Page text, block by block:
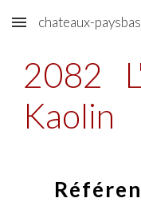
Skip to main content
chateaux-
2082
Kaolin